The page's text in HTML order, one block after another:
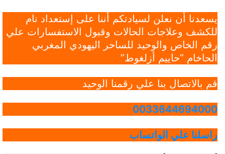
يسعدنا أن نعلن لسيادتكم أننا على إستعداد تام
للكشف وعلاجات الحالات وقبول الاستفسارات علي
رقم الخاص والوحيد للساحر اليهودي المغربي
الحاخام “حاييم أزلغوط”
قم بالاتصال بنا علي رقمنا الوحيد
0033644694000
راسلنا علي الواتساب